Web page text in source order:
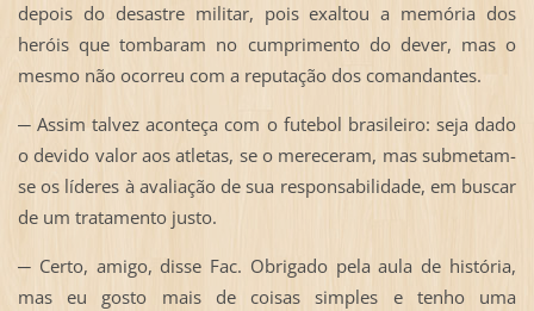
depois do desastre militar, pois exaltou a memória dos
heróis que tombaram no cumprimento do dever, mas o
mesmo não ocorreu com a reputação dos comandantes.
─ Assim talvez aconteça com o futebol brasileiro: seja dado
o devido valor aos atletas, se o mereceram, mas submetam-
se os líderes à avaliação de sua responsabilidade, em buscar
de um tratamento justo.
─ Certo, amigo, disse Fac. Obrigado pela aula de história,
mas eu gosto mais de coisas simples e tenho uma